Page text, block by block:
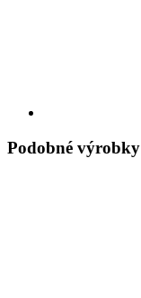
Podobné výrobky